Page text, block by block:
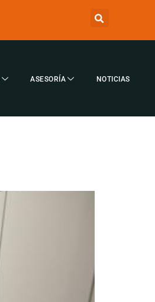
ASESORÍA NOTICIAS